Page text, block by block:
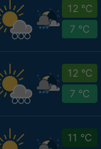
12 °C
7 °C
12 °C
7 °C
11 °C